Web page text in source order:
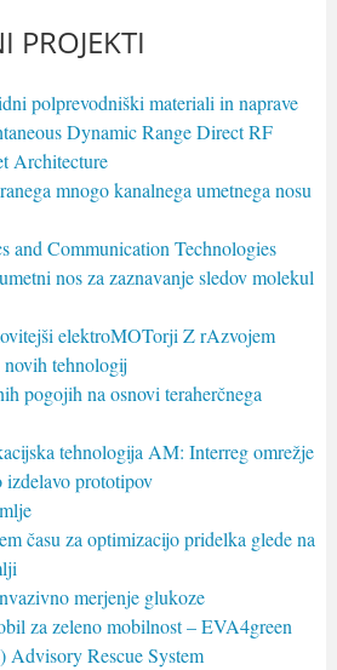
PROJEKTI
polprevodniški materiali in naprave
Dynamic Range Direct RF
Architecture
mnogo kanalnega umetnega nosu
and Communication Technologies
nos za zaznavanje sledov molekul
elektroMOTorji Z rAzvojem
novih tehnologij
pogojih na osnovi teraherčnega
tehnologija AM: Interreg omrežje
izdelavo prototipov
času za optimizacijo pridelka glede na
merjenje glukoze
za zeleno mobilnost – EVA4green
Advisory Rescue System